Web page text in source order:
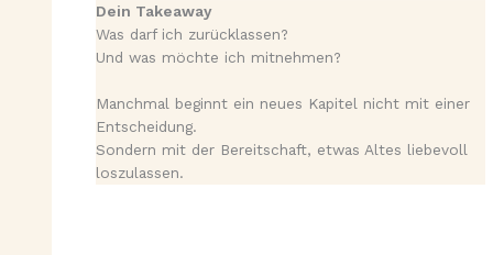
Dein Takeaway
Was darf ich zurücklassen?
Und was möchte ich mitnehmen?
Manchmal beginnt ein neues Kapitel nicht mit einer
Entscheidung.
Sondern mit der Bereitschaft, etwas Altes liebevoll
loszulassen.